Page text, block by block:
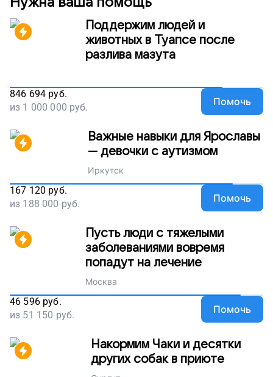
Поддержим людей и
животных в Туапсе после
разлива мазута
846 694 руб.
из 1 000 000 руб. Помочь
Важные навыки для Ярославы
— девочки с аутизмом
Иркутск
167 120 руб.
из 188 000 руб. Помочь
Пусть люди с тяжелыми
заболеваниями вовремя
попадут на лечение
Москва
46 596 руб.
из 51 150 руб. Помочь
Накормим Чаки и десятки
других собак в приюте